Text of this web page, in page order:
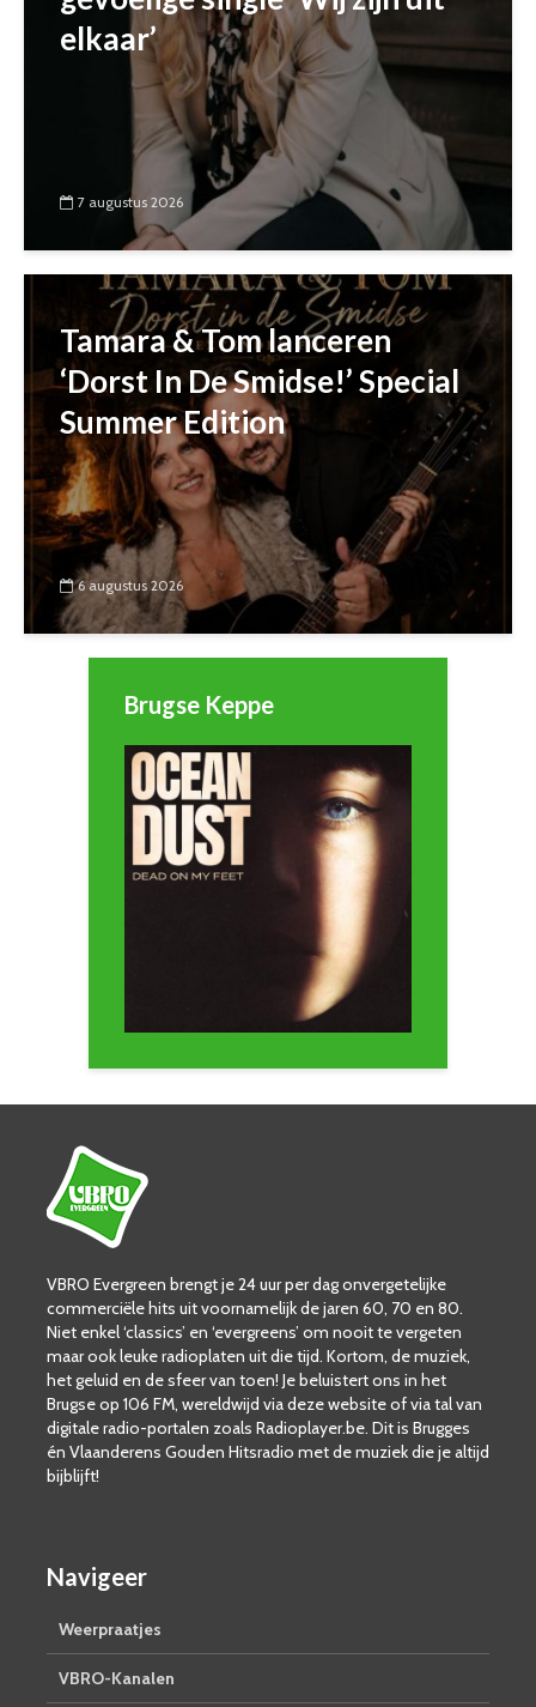
elkaar’
7 augustus 2026
Tamara & Tom lanceren
‘Dorst In De Smidse!’ Special
Summer Edition
6 augustus 2026
Brugse Keppe
VBRO Evergreen brengt je 24 uur per dag onvergetelijke
commerciële hits uit voornamelijk de jaren 60, 70 en 80.
Niet enkel ‘classics’ en ‘evergreens’ om nooit te vergeten
maar ook leuke radioplaten uit die tijd. Kortom, de muziek,
het geluid en de sfeer van toen! Je beluistert ons in het
Brugse op 106 FM, wereldwijd via deze website of via tal van
digitale radio-portalen zoals Radioplayer.be. Dit is Brugges
én Vlaanderens Gouden Hitsradio met de muziek die je altijd
bijblijft!
Navigeer
Weerpraatjes
VBRO-Kanalen